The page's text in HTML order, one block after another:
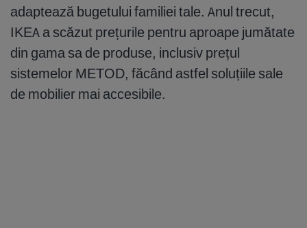
adaptează bugetului familiei tale. Anul trecut,
IKEA a scăzut prețurile pentru aproape jumătate
din gama sa de produse, inclusiv prețul
sistemelor METOD, făcând astfel soluțiile sale
de mobilier mai accesibile.